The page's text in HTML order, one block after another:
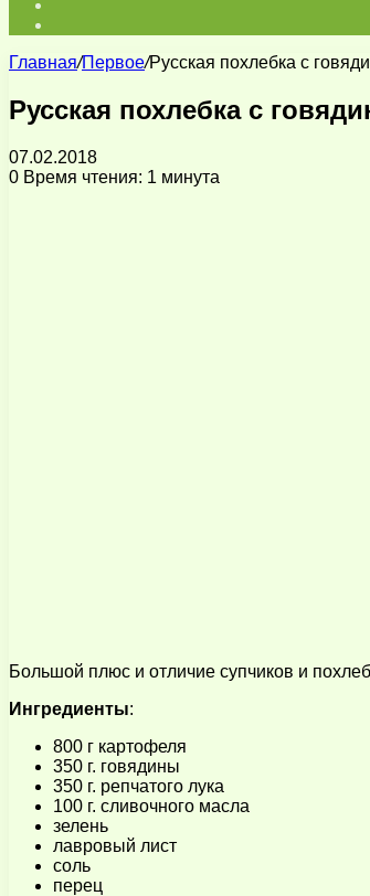
Главная/Первое/Русская похлебка с
Русская похлебка с
07.02.2018
0 Время чтения: 1 минута
Большой плюс и отличие супчиков и
Ингредиенты:
800 г картофеля
350 г. говядины
350 г. репчатого лука
100 г. сливочного масла
зелень
лавровый лист
соль
перец